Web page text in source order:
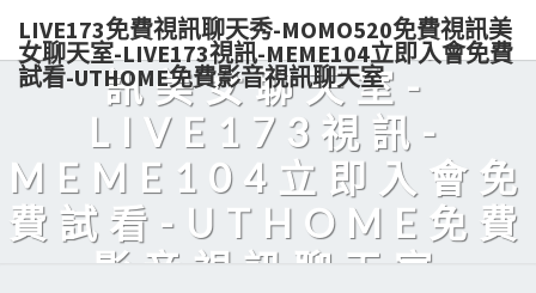
LIVE173免費視訊聊天秀-MOMO520免費視訊美
女聊天室-LIVE173視訊-MEME104立即入會免費
試看-UTHOME免費影音視訊聊天室
秀-MOMO520免費視
訊美女聊天室-
LIVE173視訊-
MEME104立即入會免
費試看-UTHOME免費
影音視訊聊天室